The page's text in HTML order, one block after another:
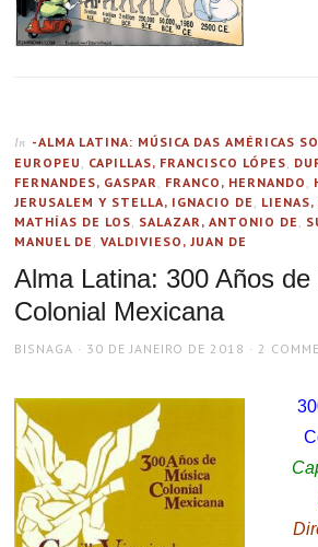
In -ALMA LATINA: MÚSICA DAS AMÉRICAS
EUROPEU , CAPILLAS, FRANCISCO LÓPES,
FERNANDES, GASPAR, FRANCO, HERNANDO ,
JERUSALEM Y STELLA, IGNACIO DE , LIENAS,
MATHÍAS DE LOS, SALAZAR, ANTONIO DE ,
MANUEL DE ,VALDIVIESO, JUAN DE
Alma Latina: 300 Años
Colonial Mexicana
AUTHOR
BISNAGA
POSTED
30 DE JANEIRO DE 2018 2